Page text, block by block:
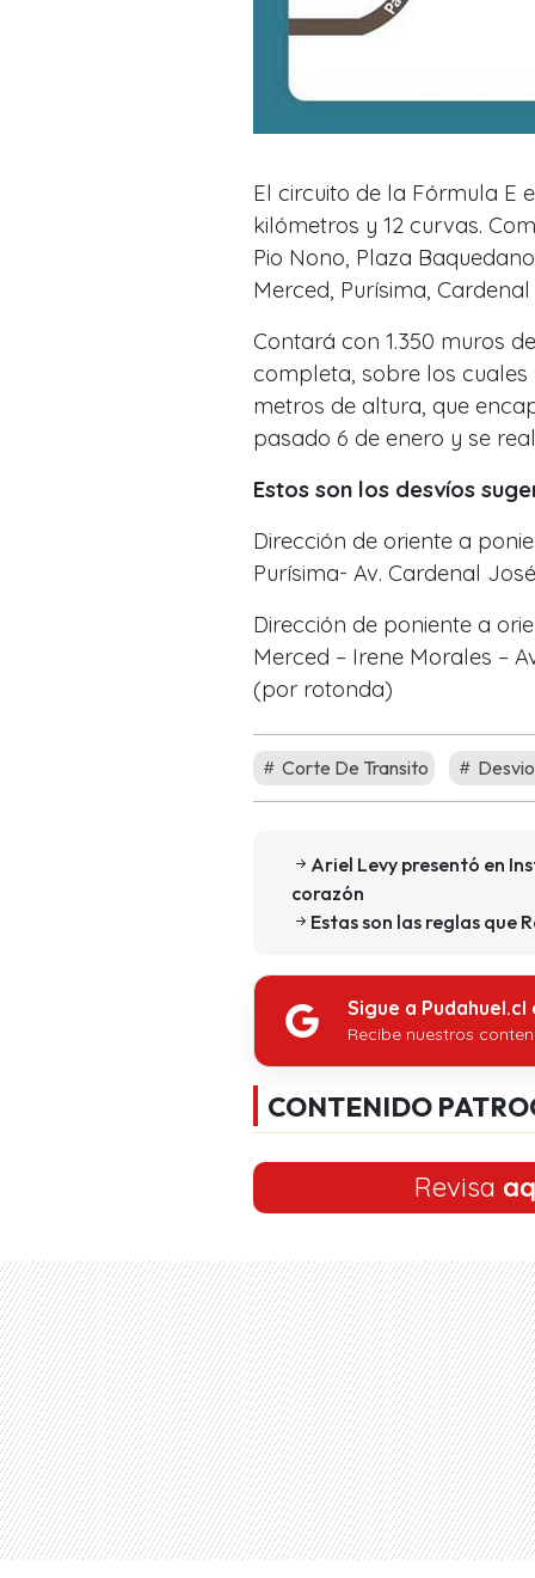
El circuito de la Fórmula E
kilómetros y 12 curvas.
Pio Nono, Plaza
Merced, Purísima,
Contará con 1.350 muros
completa, sobre los
metros de altura, que
pasado 6 de enero y se
Estos son los desvíos
Dirección de oriente a
Purísima- Av. Cardenal
Dirección de poniente a
Merced – Irene Morales –
(por rotonda)
Corte De Transito
Ariel Levy presentó en
corazón
Estas son las reglas que
Sigue a
Recibe nuestros
CONTENIDO
Revisa